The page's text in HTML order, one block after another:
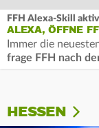
FFH Alexa-Skill
ALEXA, ÖFFNE
Immer die
frage FFH nach
HESSEN